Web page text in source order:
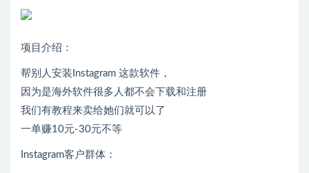
项目介绍：
帮别人安装Instagram 这款软件，
因为是海外软件很多人都不会下载和注册
我们有教程来卖给她们就可以了
一单赚10元-30元不等
Instagram客户群体：